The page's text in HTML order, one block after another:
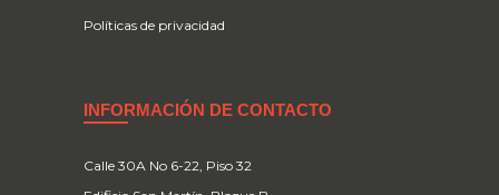
Políticas de privacidad
INFORMACIÓN DE CONTACTO
Calle 30A No 6-22, Piso 32